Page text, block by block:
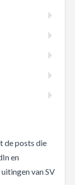
de posts die
en
van SV